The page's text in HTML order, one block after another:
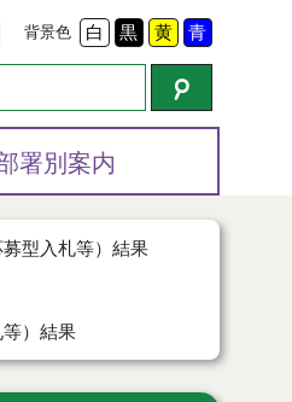
背景色 白 黒 黄 青
署別案内
型入札等）結果
）結果